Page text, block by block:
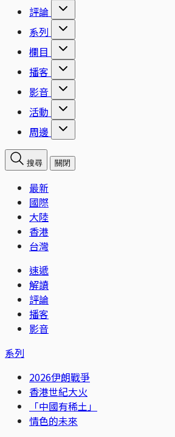
評論
系列
欄目
播客
影音
活動
周邊
搜尋 關閉
最新
國際
大陸
香港
台灣
速遞
解讀
評論
播客
影音
系列
2026伊朗戰爭
香港世紀大火
「中國有稀土」
情色的未來